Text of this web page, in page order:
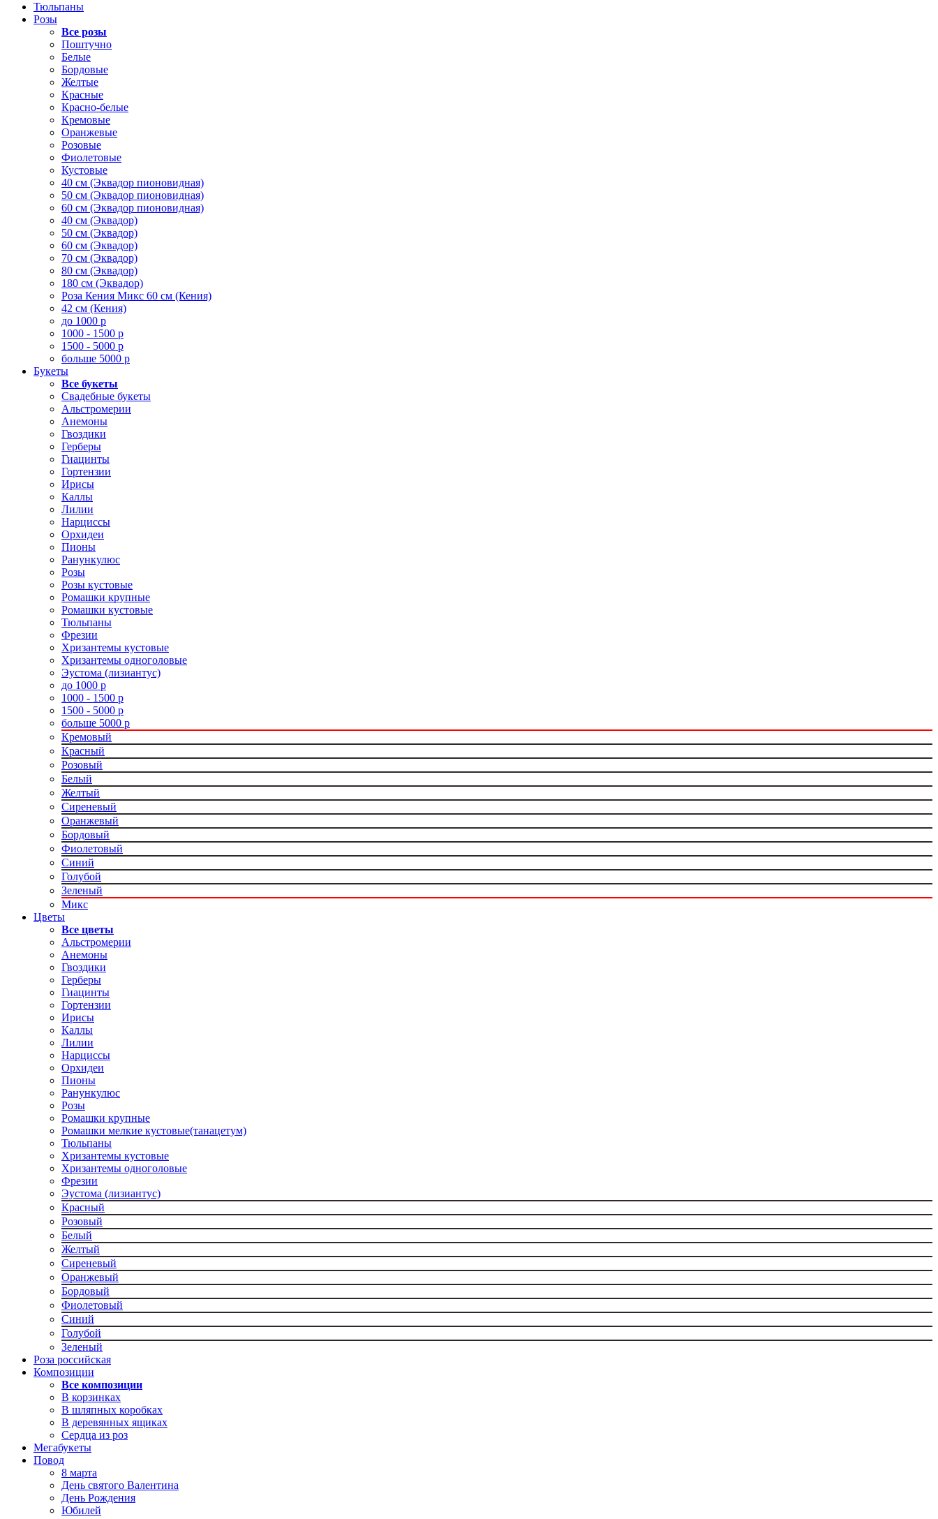
Тюльпаны
Розы
Все розы
Поштучно
Белые
Бордовые
Желтые
Красные
Красно-белые
Кремовые
Оранжевые
Розовые
Фиолетовые
Кустовые
40 см (Эквадор пионовидная)
50 см (Эквадор пионовидная)
60 см (Эквадор пионовидная)
40 см (Эквадор)
50 см (Эквадор)
60 см (Эквадор)
70 см (Эквадор)
80 см (Эквадор)
180 см (Эквадор)
Роза Кения Микс 60 см (Кения)
42 см (Кения)
до 1000 р
1000 - 1500 р
1500 - 5000 р
больше 5000 р
Букеты
Все букеты
Свадебные букеты
Альстромерии
Анемоны
Гвоздики
Герберы
Гиацинты
Гортензии
Ирисы
Каллы
Лилии
Нарциссы
Орхидеи
Пионы
Ранункулюс
Розы
Розы кустовые
Ромашки крупные
Ромашки кустовые
Тюльпаны
Фрезии
Хризантемы кустовые
Хризантемы одноголовые
Эустома (лизиантус)
до 1000 р
1000 - 1500 р
1500 - 5000 р
больше 5000 р
Кремовый
Красный
Розовый
Белый
Желтый
Сиреневый
Оранжевый
Бордовый
Фиолетовый
Синий
Голубой
Зеленый
Микс
Цветы
Все цветы
Альстромерии
Анемоны
Гвоздики
Герберы
Гиацинты
Гортензии
Ирисы
Каллы
Лилии
Нарциссы
Орхидеи
Пионы
Ранункулюс
Розы
Ромашки крупные
Ромашки мелкие кустовые(танацетум)
Тюльпаны
Хризантемы кустовые
Хризантемы одноголовые
Фрезии
Эустома (лизиантус)
Красный
Розовый
Белый
Желтый
Сиреневый
Оранжевый
Бордовый
Фиолетовый
Синий
Голубой
Зеленый
Роза российская
Композиции
Все композиции
В корзинках
В шляпных коробках
В деревянных ящиках
Сердца из роз
Мегабукеты
Повод
8 марта
День святого Валентина
День Рождения
Юбилей